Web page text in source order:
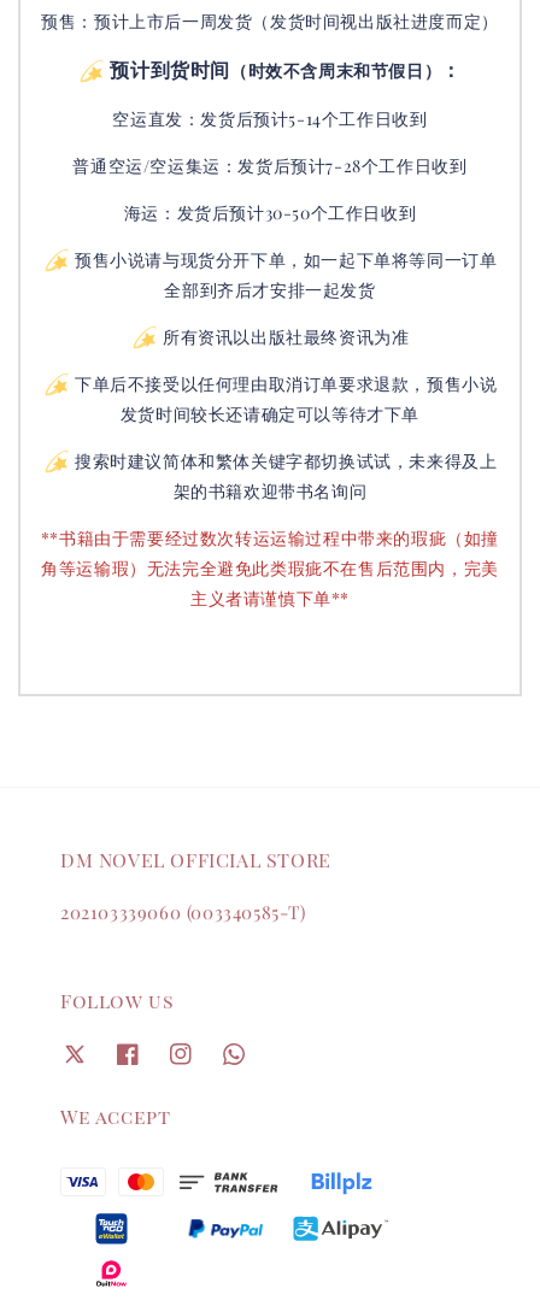
预售：预计上市后一周发货（发货时间视出版社进度而定）
预计到货时间 （时效不含周末和节假日） ：
空运直发： 发货后预计5-14个工作日收到
普通空运/空运集运： 发货后预计7-28个工作日收到
海运：发货后预计30-50个工作日收到
预售小说请与现货分开下单，如一起下单将等同一订单
全部到齐后才安排一起发货
所有资讯以出版社最终资讯为准
下单后不接受以任何理由取消订单要求退款，预售小说
发货时间较长还请确定可以等待才下单
搜索时建议简体和繁体关键字都切换试试，未来得及上
架的书籍欢迎带书名询问
**书籍由于需要经过数次转运运输过程中带来的瑕疵（如撞
角等运输瑕）无法完全避免此类瑕疵不在售后范围内，完美
主义者请谨慎下单**
DM NOVEL OFFICIAL STORE
202103339060 (003340585-T)
Follow us
We accept